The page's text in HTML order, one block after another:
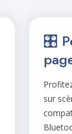
🎛️
sur